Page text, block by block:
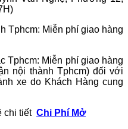
Tphcm: Miễn phí giao hàng
Tphcm: Miễn phí giao hàng
nội thành Tphcm) đối với
xe do Khách Hàng cung
chi tiết Chi Phí Mở